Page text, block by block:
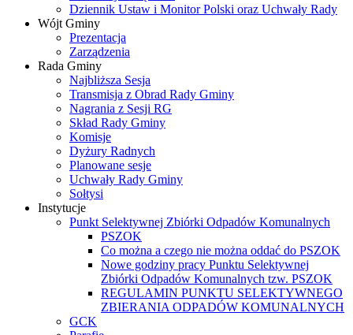
Dziennik Ustaw i Monitor Polski oraz Uchwały Rady
Wójt Gminy
Prezentacja
Zarządzenia
Rada Gminy
Najbliższa Sesja
Transmisja z Obrad Rady Gminy
Nagrania z Sesji RG
Skład Rady Gminy
Komisje
Dyżury Radnych
Planowane sesje
Uchwały Rady Gminy
Sołtysi
Instytucje
Punkt Selektywnej Zbiórki Odpadów Komunalnych
PSZOK
Co można a czego nie można oddać do PSZOK
Nowe godziny pracy Punktu Selektywnej
Zbiórki Odpadów Komunalnych tzw. PSZOK
REGULAMIN PUNKTU SELEKTYWNEGO
ZBIERANIA ODPADÓW KOMUNALNYCH
GCK